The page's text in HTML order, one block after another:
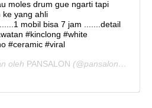
moles drum gue ngarti tapi
ke yang ahli
mobil bisa 7 jam .......detail
#kinclong #white
#ceramic #viral
oleh PANSALON (@pansaloncorporate) pada